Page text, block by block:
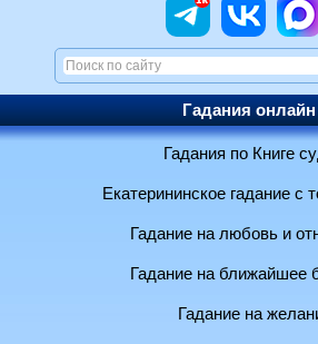
Гадания онлайн
Гадания по Книге
Екатерининское гадание с
Гадание на любовь и
Гадание на ближайшее
Гадание на